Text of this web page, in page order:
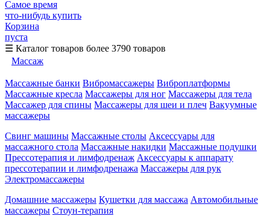
Самое время
что-нибудь купить
Корзина
пуста
☰ Каталог товаров более 3790 товаров
Массаж
Массажные банки Вибромассажеры Виброплатформы
Массажные кресла Массажеры для ног Массажеры для тела
Массажер для спины Массажеры для шеи и плеч Вакуумные
массажеры
Свинг машины Массажные столы Аксессуары для
массажного стола Массажные накидки Массажные подушки
Прессотерапия и лимфодренаж Аксессуары к аппарату
прессотерапии и лимфодренажа Массажеры для рук
Электромассажеры
Домашние массажеры Кушетки для массажа Автомобильные
массажеры Стоун-терапия